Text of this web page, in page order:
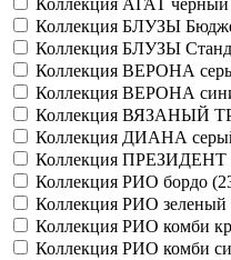
Коллекция АГАТ черный
Коллекция БЛУЗЫ
Коллекция БЛУЗЫ
Коллекция ВЕРОНА
Коллекция ВЕРОНА
Коллекция ВЯЗАНЫЙ
Коллекция ДИАНА
Коллекция ПРЕЗИДЕНТ
Коллекция РИО бордо (
Коллекция РИО зеленый
Коллекция РИО комби
Коллекция РИО комби